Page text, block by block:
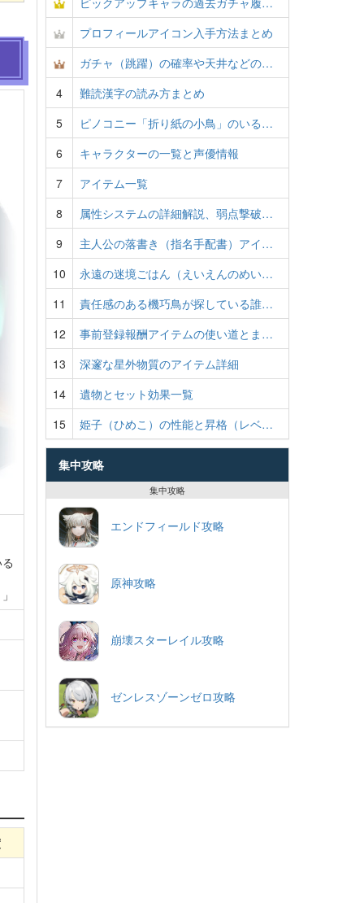
プロフィールアイコン入手方法まとめ
ガチャ（跳躍）の確率や天井などの…
4
難読漢字の読み方まとめ
5
ピノコニー「折り紙の小鳥」のいる…
6
キャラクターの一覧と声優情報
7
アイテム一覧
8
属性システムの詳細解説、弱点撃破…
9
主人公の落書き（指名手配書）アイ…
10
永遠の迷境ごはん（えいえんのめい…
11
責任感のある機巧鳥が探している誰…
12
事前登録報酬アイテムの使い道とま…
13
深邃な星外物質のアイテム詳細
14
遺物とセット効果一覧
15
姫子（ひめこ）の性能と昇格（レベ…
集中攻略
集中攻略
エンドフィールド攻略
原神攻略
崩壊スターレイル攻略
ゼンレスゾーンゼロ攻略